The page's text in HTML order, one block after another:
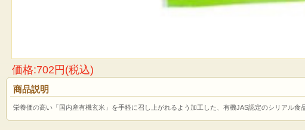
価格:702円(税込)
商品説明
栄養価の高い「国内産有機玄米」を手軽に召し上がれるよう加工した、有機JAS認定のシリアル食